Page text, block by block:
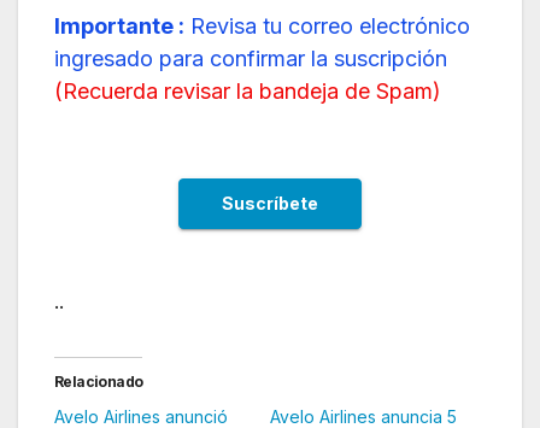
Importante : Revisa tu correo electrónico
ingresado para confirmar la suscripción
(Recuerda revisar la bandeja de Spam)
..
Relacionado
Avelo Airlines anunció
Avelo Airlines anuncia 5